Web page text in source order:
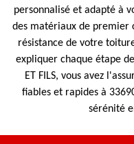
personnalisé et adapté à
des matériaux de premier
résistance de votre
expliquer chaque étape
ET FILS, vous avez
fiables et rapides à
sérénité